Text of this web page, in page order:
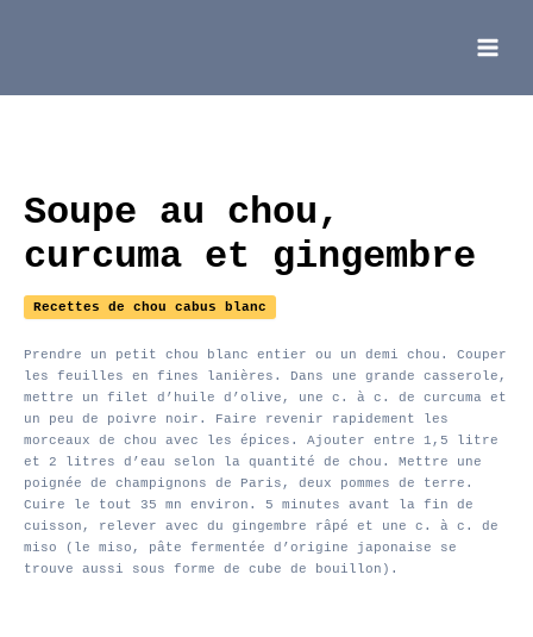
Main
Menu
Soupe au chou,
curcuma et gingembre
Recettes de chou cabus blanc
Prendre un petit chou blanc entier ou un demi chou. Couper
les feuilles en fines lanières. Dans une grande casserole,
mettre un filet d’huile d’olive, une c. à c. de curcuma et
un peu de poivre noir. Faire revenir rapidement les
morceaux de chou avec les épices. Ajouter entre 1,5 litre
et 2 litres d’eau selon la quantité de chou. Mettre une
poignée de champignons de Paris, deux pommes de terre.
Cuire le tout 35 mn environ. 5 minutes avant la fin de
cuisson, relever avec du gingembre râpé et une c. à c. de
miso (le miso, pâte fermentée d’origine japonaise se
trouve aussi sous forme de cube de bouillon).